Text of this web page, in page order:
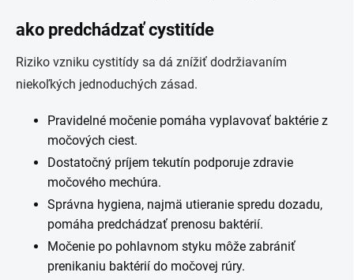
ako predchádzať cystitíde
Riziko vzniku cystitídy sa dá znížiť dodržiavaním
niekoľkých jednoduchých zásad.
Pravidelné močenie pomáha vyplavovať baktérie z
močových ciest.
Dostatočný príjem tekutín podporuje zdravie
močového mechúra.
Správna hygiena, najmä utieranie spredu dozadu,
pomáha predchádzať prenosu baktérií.
Močenie po pohlavnom styku môže zabrániť
prenikaniu baktérií do močovej rúry.